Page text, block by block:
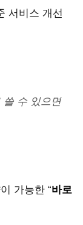
서비스 개선
쓸 수 있으면
가능한 “바로